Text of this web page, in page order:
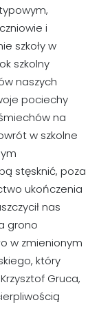
i
szkoły w
szkolny
naszych
pociechy
na
w szkolne
stęsknić, poza
ukończenia
nas
grono
w zmienionym
który
Gruca,